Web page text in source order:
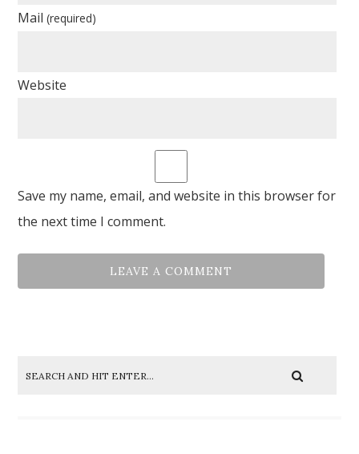
Mail(required)
Website
Save my name, email, and website in this browser for
the next time I comment.